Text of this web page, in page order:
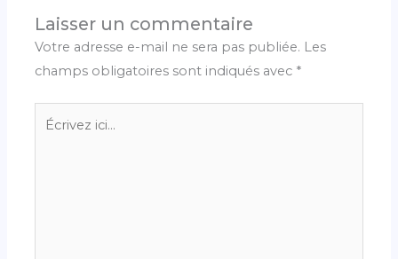
Laisser un commentaire
Votre adresse e-mail ne sera pas publiée. Les
champs obligatoires sont indiqués avec *
Écrivez